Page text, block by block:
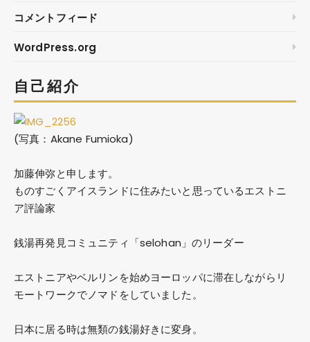
コメントフィード
WordPress.org
自己紹介
(写真：Akane Fumioka)
加藤伸弥と申します。
ものすごくアイスランドに住みたいと思っているエストニ
ア評論家
銭湯再発見コミュニティ「selohan」のリーダー
エストニアやベルリンを始めヨーロッパに滞在しながらリ
モートワークでノマドをしていました。
日本に居る時は無類の銭湯好きに変身。